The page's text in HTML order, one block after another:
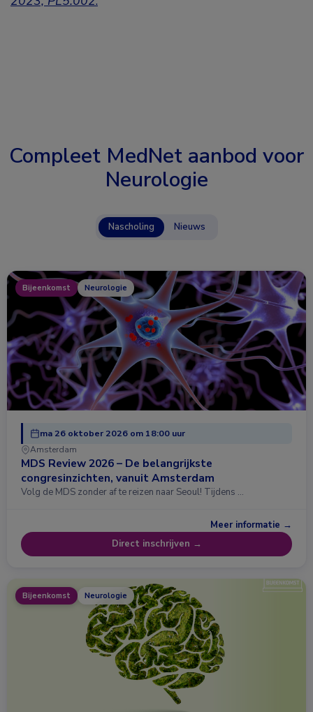
Compleet MedNet aanbod voor
Neurologie
Nascholing Nieuws
Bijeenkomst Neurologie
ma 26 oktober 2026 om 18:00 uur
Amsterdam
MDS Review 2026 – De belangrijkste
congresinzichten, vanuit Amsterdam
Volg de MDS zonder af te reizen naar Seoul! Tijdens …
Meer informatie →
Direct inschrijven →
Bijeenkomst Neurologie